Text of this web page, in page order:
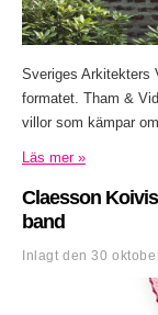
Sveriges Arkitekters
formatet. Tham &
villor som kämpar
Läs mer »
Claesson
band
Inlagt den30